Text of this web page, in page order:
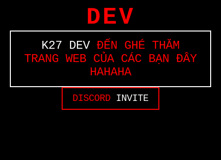
DEV
K27 DEVĐẾN GHÉ THĂM
TRANG WEB CỦA CÁC BẠN ĐÂY
HAHAHA
DISCORD INVITE